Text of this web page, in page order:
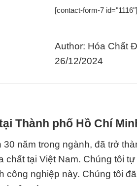
[contact-form-7 id="1116"]
Author: Hóa Chất
26/12/2024
Thành phố Hồ Chí
năm trong ngành, đã trở
tại Việt Nam. Chúng tôi
công nghiệp này. Chúng tôi